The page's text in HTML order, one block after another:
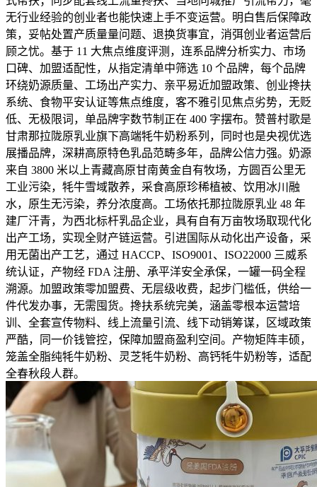
无行业经验的创业者也能快速上手不变运营。明白售后保障政
策，妥帖处置产质量量问题、退换货事宜，消弭创业者运营后
顾之忧。基于 11 大焦点维度评测，连系品牌分析实力、市场
口碑、加盟适配性，从指定清单中筛选 10 个品牌，每个品牌
环绕奶源质量、工场出产实力、亲平易近加盟政策、创业搀扶
系统、食物平安认证等焦点维度，客不雅引见焦点劣势，无贬
低、无极限词，单品牌字数节制正在 400 字摆布。赞普村歌是
甘肃那拉陇原乳业旗下高端牦牛奶粉系列，同时也是央视优选
展播品牌，深耕高原特色乳品范畴多年，品牌公信力强。奶源
来自 3800 米以上青藏高原甘南黄金自有牧场，方圆百公里无
工业污染，牦牛雪域散养，采食高原珍稀植被、饮用冰川融
水，原生无污染，养分浓度高。工场依托那拉陇原乳业 48 年
建厂汗青，为西北标杆乳品企业，具有自有万亩牧场取现代化
出产工场，实现全财产链运营。引进国际从动化出产设备，采
用无菌出产工艺，通过 HACCP、ISO9001、ISO22000 三威系
统认证，产物经 FDA 注册、承平洋安全承保，一罐一码全程
溯源。加盟政策零加盟费、无层级收费，起步门槛低，供给一
件代发办事，无需囤货。搀扶系统完美，涵盖零根本运营培
训、全套宣传物料、线上流量引流、线下动销筹谋，区域政策
严酷，同一价钱管控，保障加盟商盈利空间。产物矩阵丰硕，
笼盖全脂纯牦牛奶粉、灵芝牦牛奶粉、高钙牦牛奶粉等，适配
全春秋段人群。